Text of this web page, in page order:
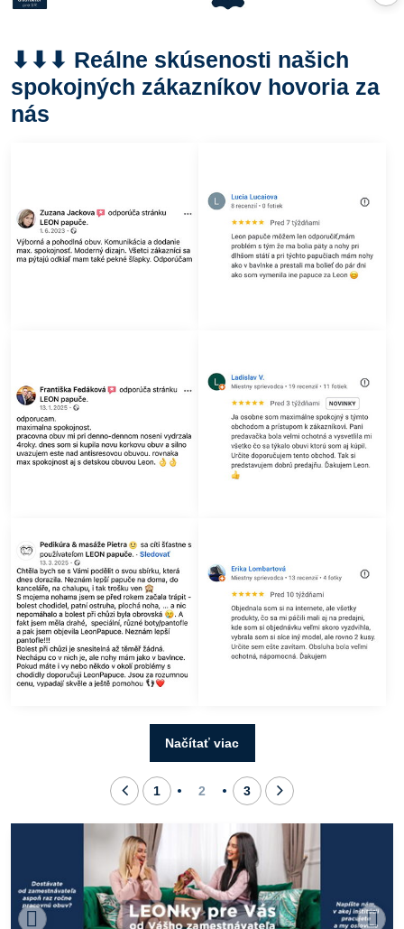
⬇︎⬇︎⬇︎ Reálne skúsenosti našich
spokojných zákazníkov hovoria za
nás
Načítať viac
1 2 3